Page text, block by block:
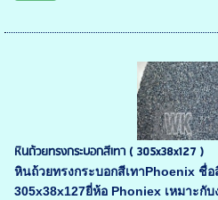
หินถ้วยทรงกระบอกสีเทา ( 305x38x127 )
หินถ้วยทรงกระบอกสีเทาPhoenix ชื่
305x38x127ยี่ห้อ Phoniex เหมาะกั